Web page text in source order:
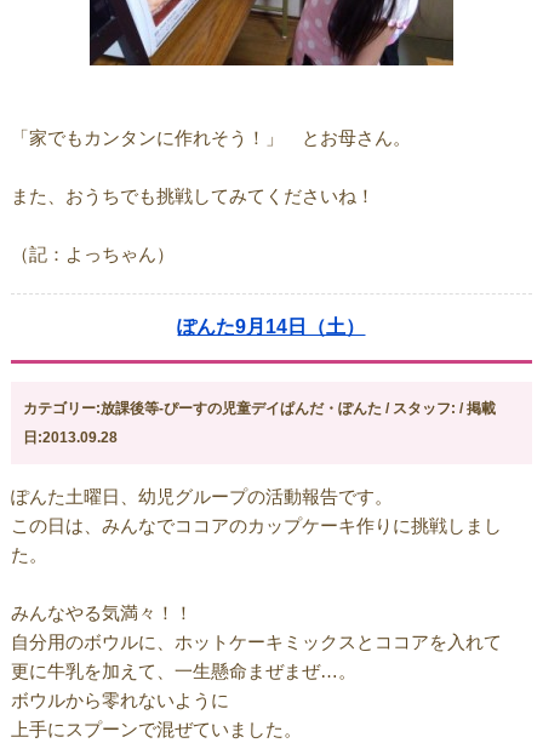
「家でもカンタンに作れそう！」 とお母さん。
また、おうちでも挑戦してみてくださいね！
（記：よっちゃん）
ぽんた9月14日（土）
カテゴリー:放課後等-ぴーすの児童デイぱんだ・ぽんた / スタッフ: / 掲載
日:2013.09.28
ぽんた土曜日、幼児グループの活動報告です。
この日は、みんなでココアのカップケーキ作りに挑戦しまし
た。
みんなやる気満々！！
自分用のボウルに、ホットケーキミックスとココアを入れて
更に牛乳を加えて、一生懸命まぜまぜ…。
ボウルから零れないように
上手にスプーンで混ぜていました。